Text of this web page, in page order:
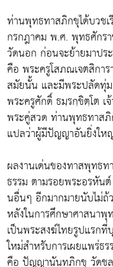
ท่านพุทธทาสภิกขุได้บวช
กรกฎาคม พ.ศ. พุทธศักร
วัดนอก ก่อนจะย้ายมาปร
คือ พระครูโสภณเจตสิการ
สมัยนั้น และมีพระปลัดทุ่ม
พระครูศักดิ์ ธมฺรกฺขิตฺโต เ
พระคู่สวด ท่านพุทธทาส
แปลว่าผู้มีปัญญาอันยิ่งให
ผลงานเด่นของทาสพุทธ
ธรรม ตามรอยพระอรหัน
นอื่นๆ อีกมากมายนับไม่ถ้
หลังในการศึกษาศาสนา
เป็นพระสงฆ์ไทยรูปแรก
ใหม่สำหรับการเผยแพร่
คือ ปัญญานันทภิกขุ วัดช